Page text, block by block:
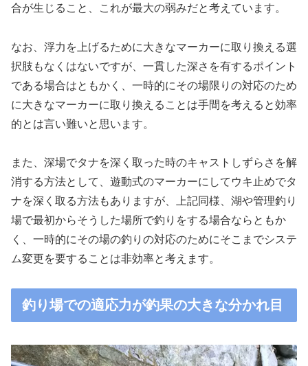
合が生じること、これが最大の弱みだと考えています。
なお、浮力を上げるために大きなマーカーに取り換える選
択肢もなくはないですが、一貫した深さを有するポイント
である場合はともかく、一時的にその場限りの対応のため
に大きなマーカーに取り換えることは手間を考えると効率
的とは言い難いと思います。
また、深場でタナを深く取った時のキャストしずらさを解
消する方法として、遊動式のマーカーにしてウキ止めでタ
ナを深く取る方法もありますが、上記同様、湖や管理釣り
場で最初からそうした場所で釣りをする場合ならともか
く、一時的にその場の釣りの対応のためにそこまでシステ
ム変更を要することは非効率と考えます。
釣り場での適応力が釣果の大きな分かれ目